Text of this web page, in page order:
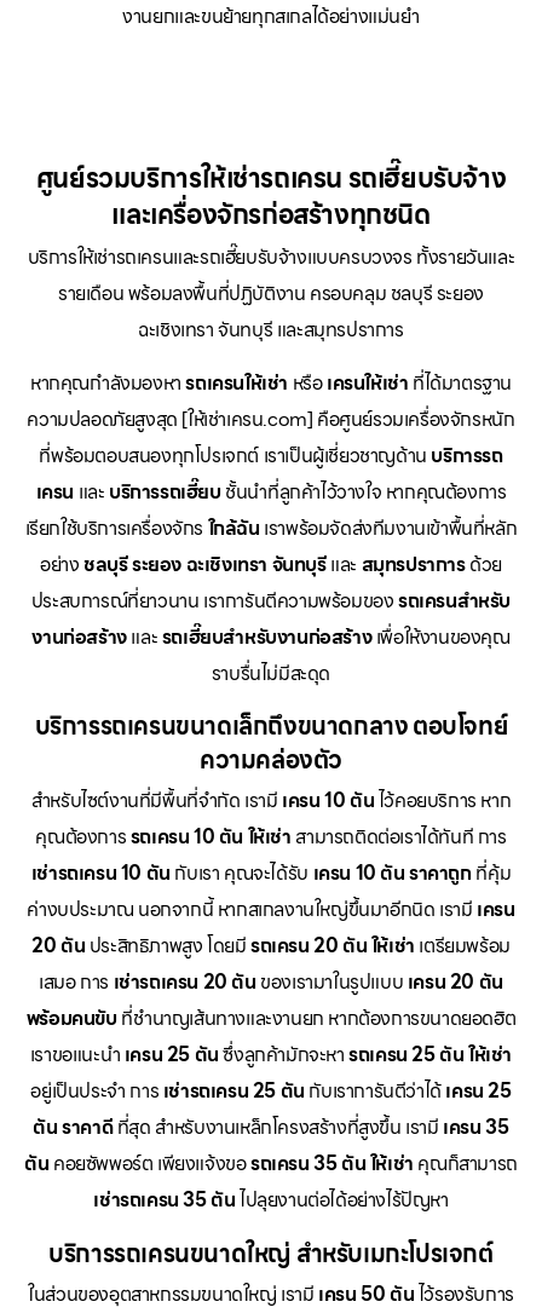
งานยกและขนย้ายทุกสเกลได้อย่างแม่นยำ
ศูนย์รวมบริการให้เช่ารถเครน รถเฮี๊ยบรับจ้าง
และเครื่องจักรก่อสร้างทุกชนิด
บริการให้เช่ารถเครนและรถเฮี๊ยบรับจ้างแบบครบวงจร ทั้งรายวันและ
รายเดือน พร้อมลงพื้นที่ปฏิบัติงาน ครอบคลุม ชลบุรี ระยอง
ฉะเชิงเทรา จันทบุรี และสมุทรปราการ
หากคุณกำลังมองหารถเครนให้เช่า หรือเครนให้เช่า ที่ได้มาตรฐาน
ความปลอดภัยสูงสุด [ให้เช่าเครน.com] คือศูนย์รวมเครื่องจักรหนัก
ที่พร้อมตอบสนองทุกโปรเจกต์ เราเป็นผู้เชี่ยวชาญด้าน บริการรถ
เครน และ บริการรถเฮี๊ยบ ชั้นนำที่ลูกค้าไว้วางใจ หากคุณต้องการ
เรียกใช้บริการเครื่องจักร ใกล้ฉัน เราพร้อมจัดส่งทีมงานเข้าพื้นที่หลัก
อย่างชลบุรี ระยอง ฉะเชิงเทรา จันทบุรีและ สมุทรปราการด้วย
ประสบการณ์ที่ยาวนาน เราการันตีความพร้อมของรถเครนสำหรับ
งานก่อสร้างและรถเฮี๊ยบสำหรับงานก่อสร้างเพื่อให้งานของคุณ
ราบรื่นไม่มีสะดุด
บริการรถเครนขนาดเล็กถึงขนาดกลาง ตอบโจทย์
ความคล่องตัว
สำหรับไซต์งานที่มีพื้นที่จำกัด เรามี เครน 10 ตันไว้คอยบริการ หาก
คุณต้องการรถเครน 10 ตัน ให้เช่า สามารถติดต่อเราได้ทันที การ
เช่ารถเครน 10 ตัน กับเรา คุณจะได้รับ เครน 10 ตัน ราคาถูกที่คุ้ม
ค่างบประมาณ นอกจากนี้ หากสเกลงานใหญ่ขึ้นมาอีกนิด เรามี เครน
20 ตัน ประสิทธิภาพสูง โดยมีรถเครน 20 ตัน ให้เช่า เตรียมพร้อม
เสมอ การ เช่ารถเครน 20 ตัน ของเรามาในรูปแบบ เครน 20 ตัน
พร้อมคนขับ ที่ชำนาญเส้นทางและงานยก หากต้องการขนาดยอดฮิต
เราขอแนะนำ เครน 25 ตันซึ่งลูกค้ามักจะหารถเครน 25 ตัน ให้เช่า
อยู่เป็นประจำ การ เช่ารถเครน 25 ตัน กับเราการันตีว่าได้เครน 25
ตัน ราคาดีที่สุด สำหรับงานเหล็กโครงสร้างที่สูงขึ้น เรามี เครน 35
ตัน คอยซัพพอร์ต เพียงแจ้งขอรถเครน 35 ตัน ให้เช่า คุณก็สามารถ
เช่ารถเครน 35 ตันไปลุยงานต่อได้อย่างไร้ปัญหา
บริการรถเครนขนาดใหญ่ สำหรับเมกะโปรเจกต์
ในส่วนของอุตสาหกรรมขนาดใหญ่ เรามี เครน 50 ตันไว้รองรับการ